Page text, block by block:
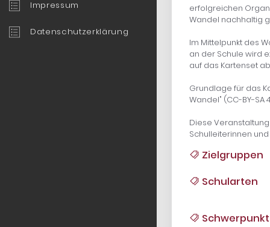
Impressum
Datenschutzerklärung
erfolgreichen
Wandel nachhaltig
Im Mittelpunkt des
an der Schule wird
auf das Kartenset
Grundlage für das
Wandel" (CC-BY-
Diese
Schulleiterinnen
Zielgruppen
Schularten
Schwerpunkt